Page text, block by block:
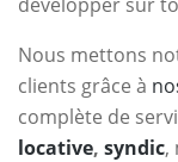
Nous mettons
clients grâce à
complète de
locative, syndic,